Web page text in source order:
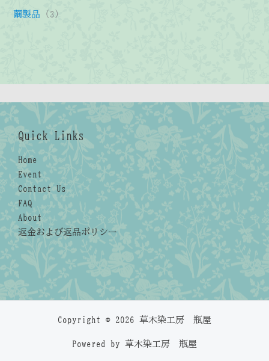
の
繭製品 3 3
品
Quick Links
Home
Event
Contact Us
FAQ
About
返金および返品ポリシー
Copyright © 2026 草木染工房 瓶屋
Powered by 草木染工房 瓶屋